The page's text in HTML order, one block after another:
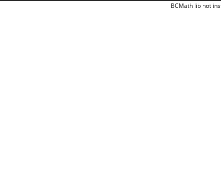
BCMath lib not